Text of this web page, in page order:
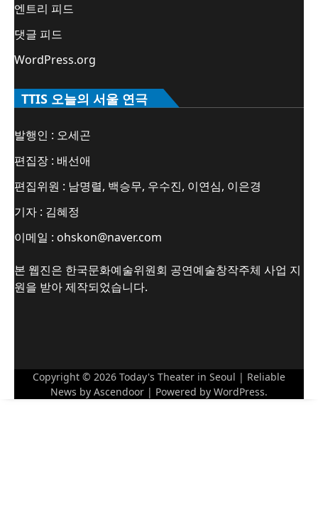
엔트리 피드
댓글 피드
WordPress.org
TTIS 오늘의 서울 연극
발행인 : 오세곤
편집장 : 배선애
편집위원 : 남명렬, 백승무, 우수진, 이연심, 이은경
기자 : 김혜정
이메일 : ohskon@naver.com
본 웹진은 한국문화예술위원회 공연예술창작주체 사업 지
원을 받아 제작되었습니다.
Copyright © 2026 Today's Theater in Seoul | Reliable
News by Ascendoor | Powered by WordPress.